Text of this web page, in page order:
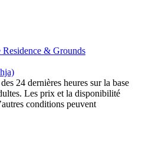
& Grounds
24 dernières heures sur la base
Les prix et la disponibilité
conditions peuvent